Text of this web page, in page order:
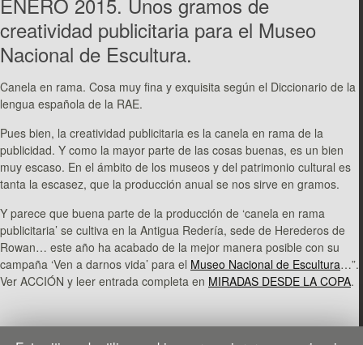
creatividad publicitaria para el Museo
Nacional de Escultura.
Canela en rama. Cosa muy fina y exquisita según el Diccionario de la
lengua española de la RAE.
Pues bien, la creatividad publicitaria es la canela en rama de la
publicidad. Y como la mayor parte de las cosas buenas, es un bien
muy escaso. En el ámbito de los museos y del patrimonio cultural es
tanta la escasez, que la producción anual se nos sirve en gramos.
Y parece que buena parte de la producción de ‘canela en rama
publicitaria’ se cultiva en la Antigua Redería, sede de Herederos de
Rowan… este año ha acabado de la mejor manera posible con su
campaña ‘Ven a darnos vida’ para el Museo Nacional de Escultura…”.
Ver ACCIÓN y leer entrada completa en MIRADAS DESDE LA COPA.